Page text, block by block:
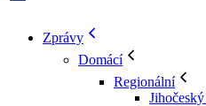
Zprávy
Domácí
Regionální